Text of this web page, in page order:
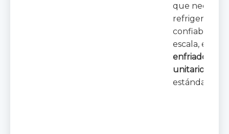
que
refrigeración
confiable a
escala, este
enfriador
unitario
estándar de